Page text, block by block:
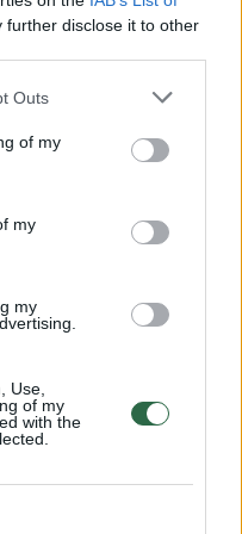
further disclose it to other
Outs
of my
my
my
Use,
of my
with the
00:00:59
aplinkkelis:
įsitvirtinti